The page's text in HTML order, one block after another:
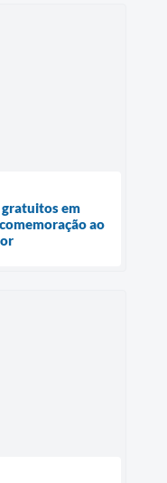
em
ao